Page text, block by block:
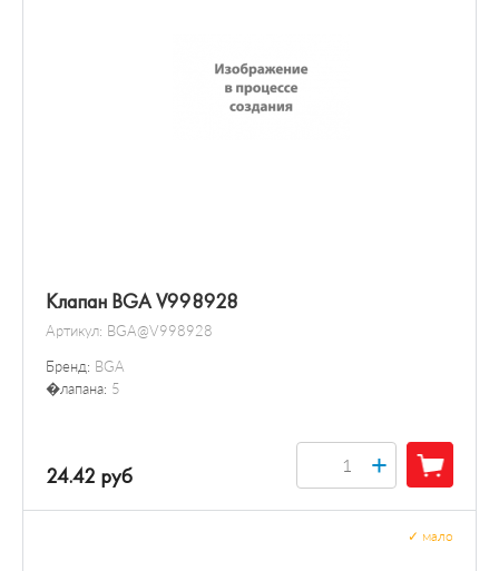
Клапан BGA V998928
Артикул: BGA@V998928
Бренд: BGA
�лапана: 5
24.42 руб +
мало